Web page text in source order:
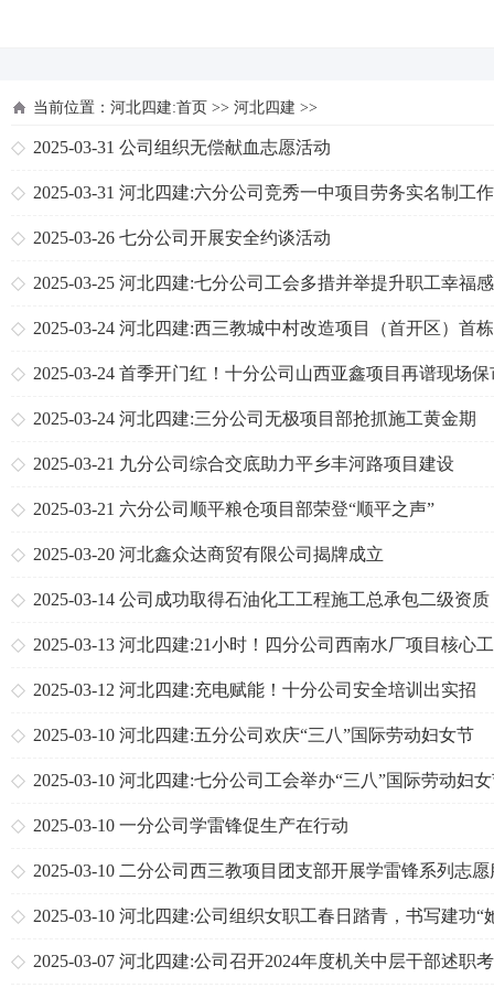
当前位置： 河北四建:首页 >> 河北四建 >>
2025-03-31 公司组织无偿献血志愿活动
2025-03-31 河北四建:六分公司竞秀一中项目劳务实名制工
标杆
2025-03-26 七分公司开展安全约谈活动
2025-03-25 河北四建:七分公司工会多措并举提升职工幸福感
2025-03-24 河北四建:西三教城中村改造项目（首开区）首
迁楼封顶
2025-03-24 首季开门红！十分公司山西亚鑫项目再谱现场保
新篇章
2025-03-24 河北四建:三分公司无极项目部抢抓施工黄金期
2025-03-21 九分公司综合交底助力平乡丰河路项目建设
2025-03-21 六分公司顺平粮仓项目部荣登“顺平之声”
2025-03-20 河北鑫众达商贸有限公司揭牌成立
2025-03-14 公司成功取得石油化工工程施工总承包二级资质
2025-03-13 河北四建:21小时！四分公司西南水厂项目核心
清水池基础浇筑1600立方米
2025-03-12 河北四建:充电赋能！十分公司安全培训出实招
2025-03-10 河北四建:五分公司欢庆“三八”国际劳动妇女节
2025-03-10 河北四建:七分公司工会举办“三八”国际劳动妇
列庆祝活动
2025-03-10 一分公司学雷锋促生产在行动
2025-03-10 二分公司西三教项目团支部开展学雷锋系列志愿
活动
2025-03-10 河北四建:公司组织女职工春日踏青，书写建功“
量”
2025-03-07 河北四建:公司召开2024年度机关中层干部述职